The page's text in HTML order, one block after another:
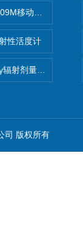
移动式惰性气体
性活度计
射剂量率仪
司 版权所有